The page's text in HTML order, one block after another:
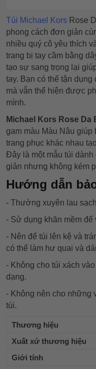
Túi Michael Kors Rose
phong cách đơn giản
nhiều quý cô yêu thích
trang bị tay cầm bằng
tạo sự sang trọng lại
tay. Bạn có thể tận
mà vẫn thể hiện được
mình.
Michael Kors Rose Da
gam màu Màu Nâu
trang phục khác nhau
Đây là một mẫu túi
giản nhưng không kém
Hướng dẫn
- Thường xuyên lau
- Sử dụng khăn mềm để
- Nên để túi lên kệ và
có thể làm hư quai và
- Không cho túi xách
dạng.
- Không nên cho những
túi.
Thương hiệu
Xuất xứ thương hiệu
Giới tính